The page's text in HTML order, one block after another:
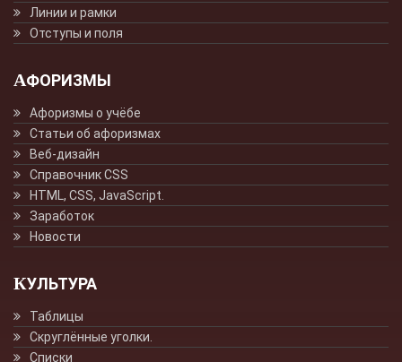
Линии и рамки
Отступы и поля
АФОРИЗМЫ
Афоризмы о учёбе
Статьи об афоризмах
Веб-дизайн
Справочник CSS
HTML, CSS, JavaScript.
Заработок
Новости
КУЛЬТУРА
Таблицы
Скруглённые уголки.
Списки